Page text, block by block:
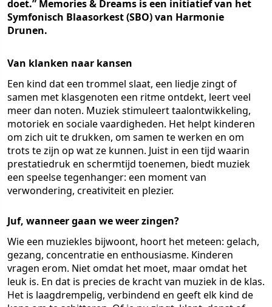
doet.” Memories & Dreams is een initiatief van het
Symfonisch Blaasorkest (SBO) van Harmonie
Drunen.
Van klanken naar kansen
Een kind dat een trommel slaat, een liedje zingt of
samen met klasgenoten een ritme ontdekt, leert veel
meer dan noten. Muziek stimuleert taalontwikkeling,
motoriek en sociale vaardigheden. Het helpt kinderen
om zich uit te drukken, om samen te werken en om
trots te zijn op wat ze kunnen. Juist in een tijd waarin
prestatiedruk en schermtijd toenemen, biedt muziek
een speelse tegenhanger: een moment van
verwondering, creativiteit en plezier.
Juf, wanneer gaan we weer zingen?
Wie een muziekles bijwoont, hoort het meteen: gelach,
gezang, concentratie en enthousiasme. Kinderen
vragen erom. Niet omdat het moet, maar omdat het
leuk is. En dat is precies de kracht van muziek in de klas.
Het is laagdrempelig, verbindend en geeft elk kind de